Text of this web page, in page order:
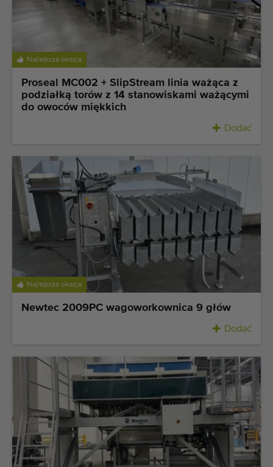
Najlepsza okazja
Proseal MC002 + SlipStream linia ważąca z
podziałką torów z 14 stanowiskami ważącymi
do owoców miękkich
Dodać
Najlepsza okazja
Newtec 2009PC wagoworkownica 9 głów
Dodać